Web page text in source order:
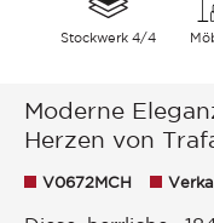
Stockwerk 4/4
Moderne
Herzen von
V0672MCH